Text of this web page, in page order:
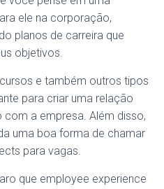
ele na corporação,
planos de carreira que
objetivos.
e também outros tipos
para criar uma relação
a empresa. Além disso,
uma boa forma de chamar
para vagas.
que employee experience